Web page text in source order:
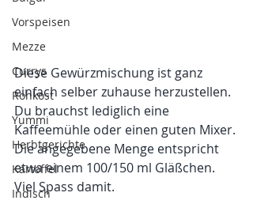
Vorspeisen
Mezze
Currys
Rohkost
Yummi
Herbtgerichte
Kartoffel
Indisch
Diese Gewürzmischung ist ganz
einfach selber zuhause herzustellen.
Du brauchst lediglich eine
Kaffeemühle oder einen guten Mixer.
Die angegebene Menge entspricht
etwa einem 100/150 ml Gläßchen.
Viel Spass damit.